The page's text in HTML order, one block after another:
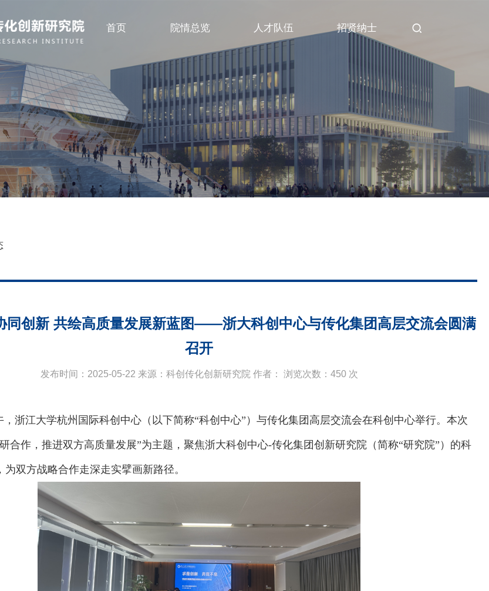
首页 院情总览 人才队伍 招贤纳士
同创新 共绘高质量发展新蓝图——浙大科创中心与传化集团高层交流会圆满
召开
发布时间：2025-05-22 来源：科创传化创新研究院 作者： 浏览次数： 450 次
，浙江大学杭州国际科创中心（以下简称“科创中心”）与传化集团高层交流会在科创中心举行。 本次
合作，推进双方高质量发展”为主题，聚焦浙大科创中心-传化集团创新研究院（简称“研究院”）的科
双方战略合作走深走实擘画新路径。